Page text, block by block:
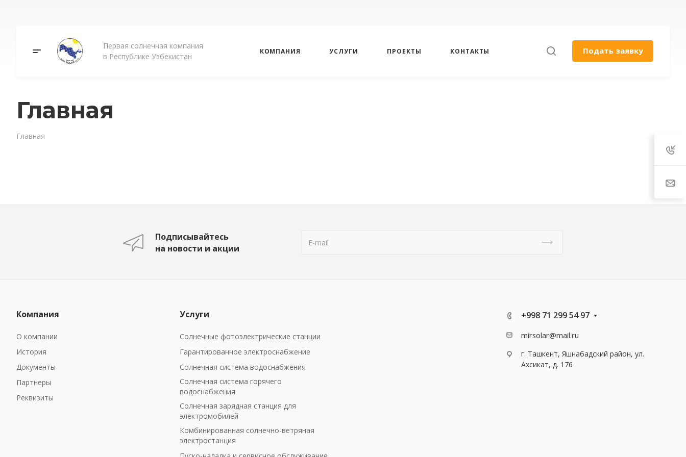
Первая солнечная компания
в Республике Узбекистан
КОМПАНИЯ УСЛУГИ ПРОЕКТЫ КОНТАКТЫ Подать заявку
Главная
Главная
Подписывайтесь
на новости и акции
Компания
О компании
История
Документы
Партнеры
Реквизиты
Услуги
Солнечные фотоэлектрические станции
Гарантированное электроснабжение
Солнечная система водоснабжения
Солнечная система горячего
водоснабжения
Солнечная зарядная станция для
электромобилей
Комбинированная солнечно-ветряная
электростанция
+998 71 299 54 97
mirsolar@mail.ru
г. Ташкент, Яшнабадский район, ул.
Ахсикат, д. 176